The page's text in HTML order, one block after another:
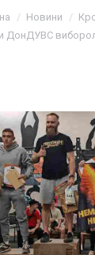
Новини
ДонДУВС